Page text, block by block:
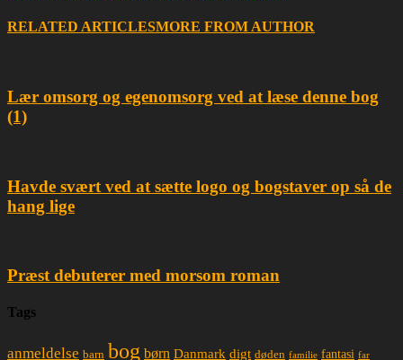
RELATED ARTICLESMORE FROM AUTHOR
Lær omsorg og egenomsorg ved at læse denne bog
(1)
Havde svært ved at sætte logo og bogstaver op så de
hang lige
Præst debuterer med morsom roman
Tags
anmeldelse barn bog børn Danmark digt døden familie fantasi far